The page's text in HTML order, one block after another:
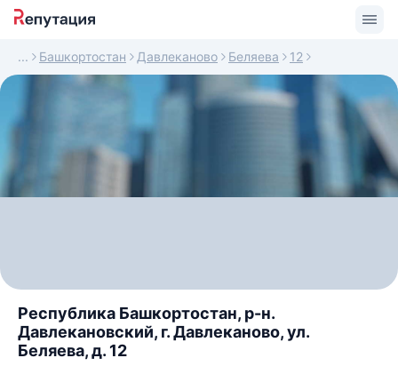
Башкортостан Давлеканово Беляева 12
Республика Башкортостан, р-н.
Давлекановский, г. Давлеканово, ул.
Беляева, д. 12